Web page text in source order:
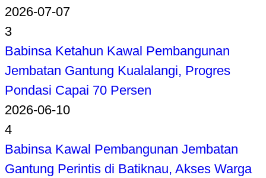
2026-07-07
3
Babinsa Ketahun Kawal Pembangunan
Jembatan Gantung Kualalangi, Progres
Pondasi Capai 70 Persen
2026-06-10
4
Babinsa Kawal Pembangunan Jembatan
Gantung Perintis di Batiknau, Akses Warga